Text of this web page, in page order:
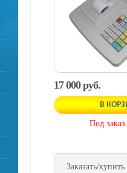
17 000 руб.
В
Под
Заказать/